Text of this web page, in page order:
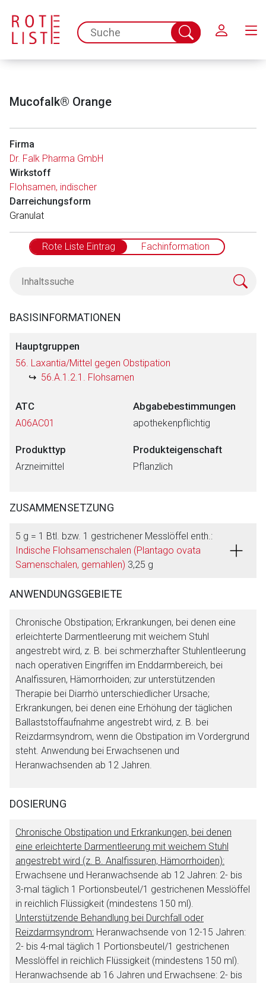
spc.search.input.placeholder
Suche
abschicken
Mucofalk® Orange
Firma
Dr. Falk Pharma GmbH
Wirkstoff
Flohsamen, indischer
Darreichungsform
Granulat
Rote Liste Eintrag Fachinformation
BASISINFORMATIONEN
Hauptgruppen
56. Laxantia/Mittel gegen Obstipation
56.A.1.2.1. Flohsamen
ATC
A06AC01
Abgabebestimmungen
apothekenpflichtig
Produkttyp
Arzneimittel
Produkteigenschaft
Pflanzlich
ZUSAMMENSETZUNG
5 g = 1 Btl. bzw. 1 gestrichener Messlöffel enth.:
Indische Flohsamenschalen (Plantago ovata
Samenschalen, gemahlen) 3,25 g
ANWENDUNGSGEBIETE
Chronische Obstipation; Erkrankungen, bei denen eine
erleichterte Darmentleerung mit weichem Stuhl
angestrebt wird, z. B. bei schmerzhafter Stuhlentleerung
nach operativen Eingriffen im Enddarmbereich, bei
Analfissuren, Hämorrhoiden; zur unterstützenden
Therapie bei Diarrhö unterschiedlicher Ursache;
Erkrankungen, bei denen eine Erhöhung der täglichen
Ballaststoffaufnahme angestrebt wird, z. B. bei
Reizdarmsyndrom, wenn die Obstipation im Vordergrund
steht. Anwendung bei Erwachsenen und
Heranwachsenden ab 12 Jahren.
DOSIERUNG
Chronische Obstipation und Erkrankungen, bei denen
eine erleichterte Darmentleerung mit weichem Stuhl
angestrebt wird (z. B. Analfissuren, Hämorrhoiden):
Erwachsene und Heranwachsende ab 12 Jahren: 2- bis
3-mal täglich 1 Portionsbeutel/1 gestrichenen Messlöffel
in reichlich Flüssigkeit (mindestens 150 ml).
Unterstützende Behandlung bei Durchfall oder
Reizdarmsyndrom: Heranwachsende von 12-15 Jahren:
2- bis 4-mal täglich 1 Portionsbeutel/1 gestrichenen
Messlöffel in reichlich Flüssigkeit (mindestens 150 ml).
Heranwachsende ab 16 Jahren und Erwachsene: 2- bis